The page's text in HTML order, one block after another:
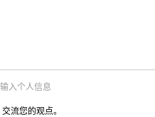
入个人信息
流您的观点。